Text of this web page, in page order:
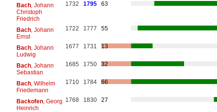
Bach, Johann
Christoph
Friedrich
1732 1795 63
Bach, Johann
Ernst
1722 1777 55
Bach, Johann
Ludwig
1677 1731 13
Bach, Johann
Sebastian
1685 1750 32
Bach, Wilhelm
Friedemann
1710 1784 66
Backofen, Georg
Heinrich
1768 1830 27